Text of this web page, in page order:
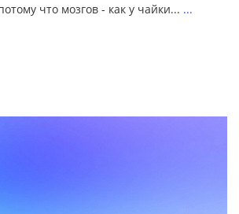
что мозгов - как у чайки... ...